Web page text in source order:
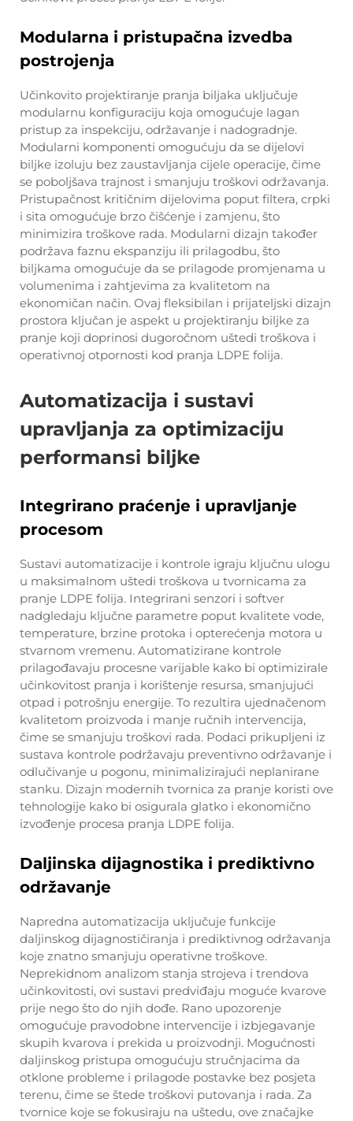
Modularna i pristupačna izvedba
postrojenja
Učinkovito projektiranje pranja biljaka uključuje
modularnu konfiguraciju koja omogućuje lagan
pristup za inspekciju, održavanje i nadogradnje.
Modularni komponenti omogućuju da se dijelovi
biljke izoluju bez zaustavljanja cijele operacije, čime
se poboljšava trajnost i smanjuju troškovi održavanja.
Pristupačnost kritičnim dijelovima poput filtera, crpki
i sita omogućuje brzo čišćenje i zamjenu, što
minimizira troškove rada. Modularni dizajn također
podržava faznu ekspanziju ili prilagodbu, što
biljkama omogućuje da se prilagode promjenama u
volumenima i zahtjevima za kvalitetom na
ekonomičan način. Ovaj fleksibilan i prijateljski dizajn
prostora ključan je aspekt u projektiranju biljke za
pranje koji doprinosi dugoročnom uštedi troškova i
operativnoj otpornosti kod pranja LDPE folija.
Automatizacija i sustavi
upravljanja za optimizaciju
performansi biljke
Integrirano praćenje i upravljanje
procesom
Sustavi automatizacije i kontrole igraju ključnu ulogu
u maksimalnom uštedi troškova u tvornicama za
pranje LDPE folija. Integrirani senzori i softver
nadgledaju ključne parametre poput kvalitete vode,
temperature, brzine protoka i opterećenja motora u
stvarnom vremenu. Automatizirane kontrole
prilagođavaju procesne varijable kako bi optimizirale
učinkovitost pranja i korištenje resursa, smanjujući
otpad i potrošnju energije. To rezultira ujednačenom
kvalitetom proizvoda i manje ručnih intervencija,
čime se smanjuju troškovi rada. Podaci prikupljeni iz
sustava kontrole podržavaju preventivno održavanje i
odlučivanje u pogonu, minimalizirajući neplanirane
stanku. Dizajn modernih tvornica za pranje koristi ove
tehnologije kako bi osigurala glatko i ekonomično
izvođenje procesa pranja LDPE folija.
Daljinska dijagnostika i prediktivno
održavanje
Napredna automatizacija uključuje funkcije
daljinskog dijagnostičiranja i prediktivnog održavanja
koje znatno smanjuju operativne troškove.
Neprekidnom analizom stanja strojeva i trendova
učinkovitosti, ovi sustavi predviđaju moguće kvarove
prije nego što do njih dođe. Rano upozorenje
omogućuje pravodobne intervencije i izbjegavanje
skupih kvarova i prekida u proizvodnji. Mogućnosti
daljinskog pristupa omogućuju stručnjacima da
otklone probleme i prilagode postavke bez posjeta
terenu, čime se štede troškovi putovanja i rada. Za
tvornice koje se fokusiraju na uštedu, ove značajke